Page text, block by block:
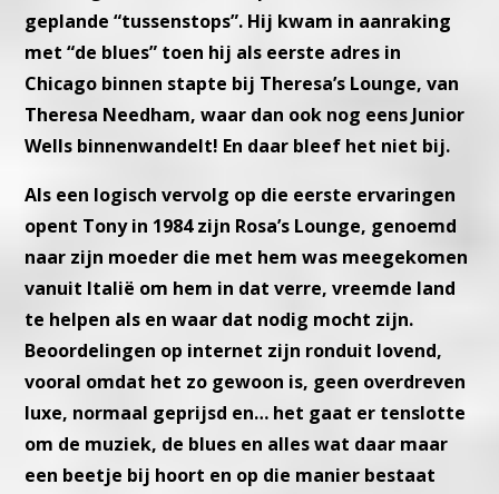
geplande “tussenstops”. Hij kwam in aanraking
met “de blues” toen hij als eerste adres in
Chicago binnen stapte bij Theresa’s Lounge, van
Theresa Needham, waar dan ook nog eens Junior
Wells binnenwandelt! En daar bleef het niet bij.
Als een logisch vervolg op die eerste ervaringen
opent Tony in 1984zijn Rosa’s Lounge, genoemd
naar zijn moeder die met hem was meegekomen
vanuit Italië om hem in dat verre, vreemde land
te helpen als en waar dat nodig mocht zijn.
Beoordelingen op internet zijn ronduit lovend,
vooral omdat het zo gewoon is, geen overdreven
luxe, normaal geprijsd en… het gaat er tenslotte
om de muziek, de blues en alles wat daar maar
een beetje bij hoort en op die manier bestaat